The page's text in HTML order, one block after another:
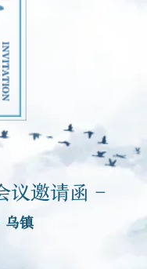
议邀请函 -
镇